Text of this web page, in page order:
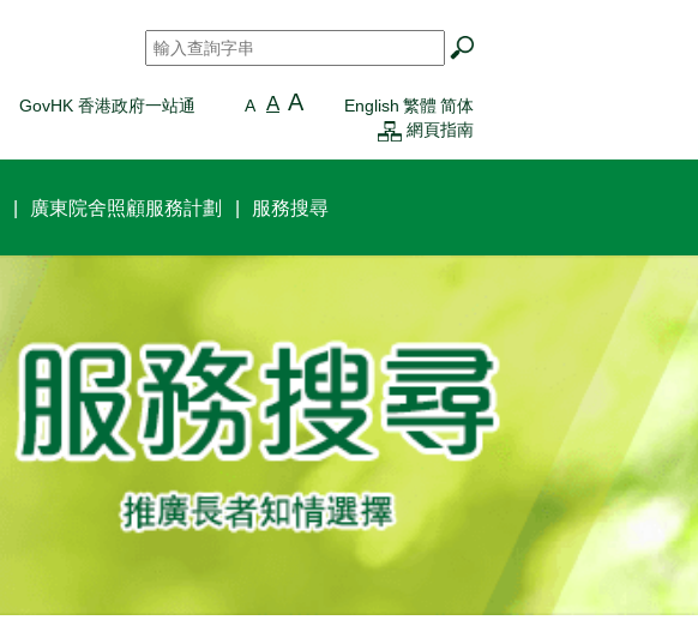
搜尋 *
GovHK 香港政府一站通 A A A English 繁體 简体
網頁指南
廣東院舍照顧服務計劃 服務搜尋